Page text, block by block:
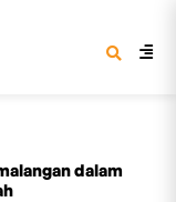
dalam